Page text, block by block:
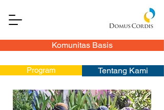
Komunitas Basis
Program Tentang Kami